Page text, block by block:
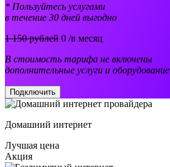
* Пользуйтесь услугами
в течение 30 дней выгодно
1 150 рублей 0 /в месяц
В стоимость тарифа не включены
дополнительные услуги и оборудование
Подключить
Домашний интернет
Лучшая цена
Акция